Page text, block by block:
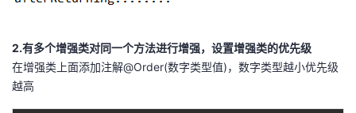
2.有多个增强类对同一个方法进行增强，设置增强类的优先级
在增强类上面添加注解@Order(数字类型值)，数字类型越小优先级
越高